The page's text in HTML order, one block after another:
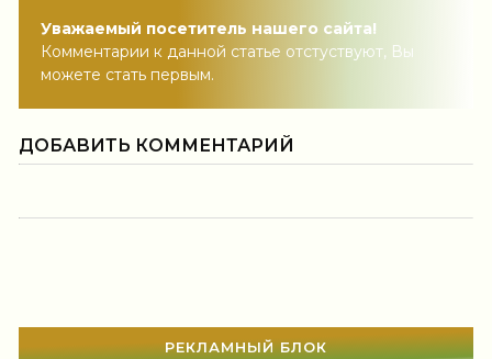
Уважаемый посетитель нашего сайта!
Комментарии к данной статье отстуствуют, Вы
можете стать первым.
ДОБАВИТЬ КОММЕНТАРИЙ
РЕКЛАМНЫЙ БЛОК